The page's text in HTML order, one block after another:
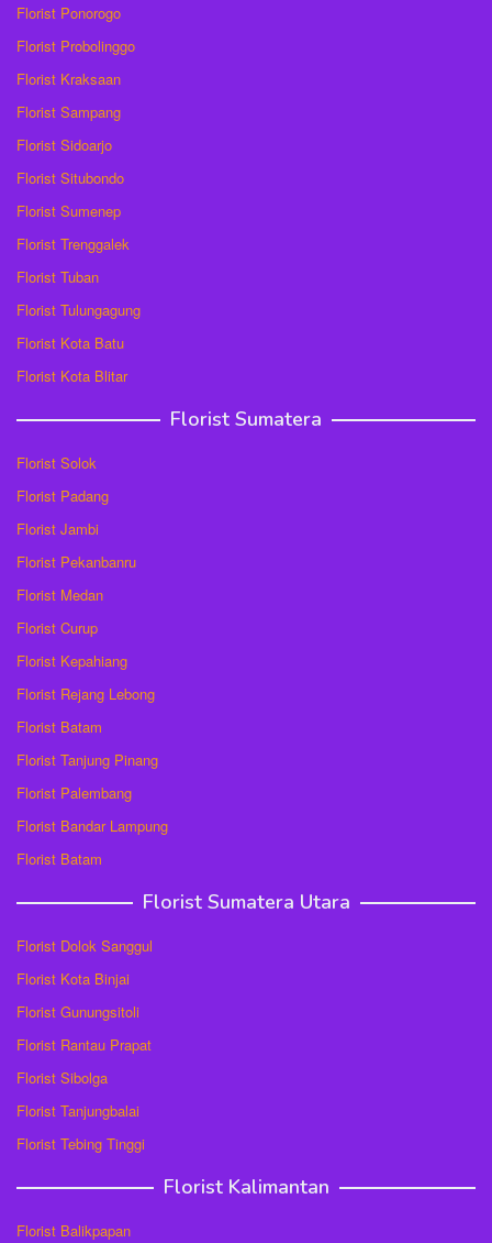
Florist Ponorogo
Florist Probolinggo
Florist Kraksaan
Florist Sampang
Florist Sidoarjo
Florist Situbondo
Florist Sumenep
Florist Trenggalek
Florist Tuban
Florist Tulungagung
Florist Kota Batu
Florist Kota Blitar
Florist Sumatera
Florist Solok
Florist Padang
Florist Jambi
Florist Pekanbanru
Florist Medan
Florist Curup
Florist Kepahiang
Florist Rejang Lebong
Florist Batam
Florist Tanjung Pinang
Florist Palembang
Florist Bandar Lampung
Florist Batam
Florist Sumatera Utara
Florist Dolok Sanggul
Florist Kota Binjai
Florist Gunungsitoli
Florist Rantau Prapat
Florist Sibolga
Florist Tanjungbalai
Florist Tebing Tinggi
Florist Kalimantan
Florist Balikpapan